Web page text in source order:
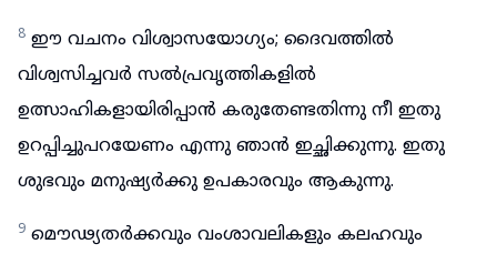
8 ഈ വചനം വിശ്വാസയോഗ്യം; ദൈവത്തിൽ
വിശ്വസിച്ചവർ സൽപ്രവൃത്തികളിൽ
ഉത്സാഹികളായിരിപ്പാൻ കരുതേണ്ടതിന്നു നീ ഇതു
ഉറപ്പിച്ചുപറയേണം എന്നു ഞാൻ ഇച്ഛിക്കുന്നു. ഇതു
ശുഭവും മനുഷ്യർക്കു ഉപകാരവും ആകുന്നു.
9 മൌഢ്യതർക്കവും വംശാവലികളും കലഹവും